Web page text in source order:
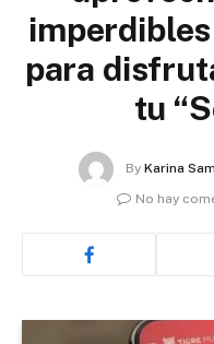
para
tu
By Karina
No hay